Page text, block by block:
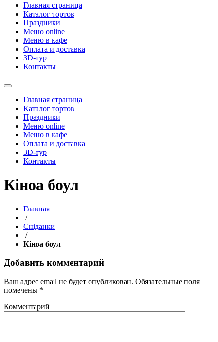
Главная страница
Каталог тортов
Праздники
Меню online
Меню в кафе
Оплата и доставка
3D-тур
Контакты
Главная страница
Каталог тортов
Праздники
Меню online
Меню в кафе
Оплата и доставка
3D-тур
Контакты
Кіноа боул
Главная
/
Сніданки
/
Кіноа боул
Добавить комментарий
Ваш адрес email не будет опубликован. Обязательные поля
помечены *
Комментарий